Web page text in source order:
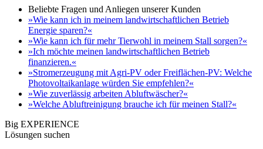
Beliebte Fragen und Anliegen unserer Kunden
»Wie kann ich in meinem landwirtschaftlichen Betrieb
Energie sparen?«
»Wie kann ich für mehr Tierwohl in meinem Stall sorgen?«
»Ich möchte meinen landwirtschaftlichen Betrieb
finanzieren.«
»Stromerzeugung mit Agri-PV oder Freiflächen-PV: Welche
Photovoltaikanlage würden Sie empfehlen?«
»Wie zuverlässig arbeiten Abluftwäscher?«
»Welche Abluftreinigung brauche ich für meinen Stall?«
Big EXPERIENCE
Lösungen suchen